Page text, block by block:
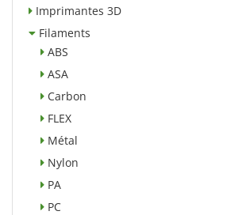
Imprimantes 3D
Filaments
ABS
ASA
Carbon
FLEX
Métal
Nylon
PA
PC